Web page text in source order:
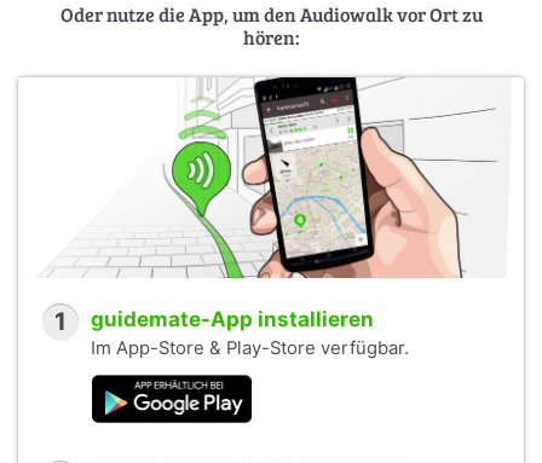
Oder nutze die App, um den Audiowalk vor Ort zu
hören:
1 guidemate-App installieren
Im App-Store & Play-Store verfügbar.